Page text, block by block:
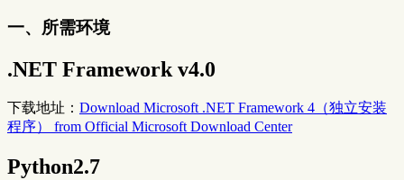
一、所需环境
.NET Framework v4.0
下载地址： Download Microsoft .NET Framework 4（独立安装
程序） from Official Microsoft Download Center
Python2.7